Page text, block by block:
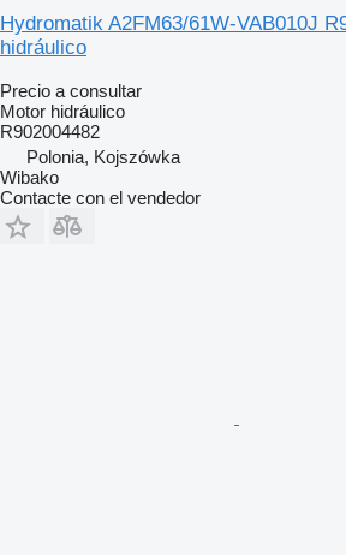
Hydromatik A2FM63/61W-VAB010J
hidráulico
Precio a consultar
Motor hidráulico
R902004482
Polonia, Kojszówka
Wibako
Contacte con el vendedor